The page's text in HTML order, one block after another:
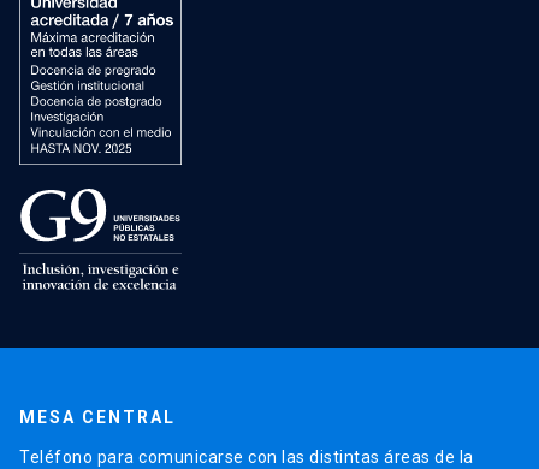
MESA CENTRAL
Teléfono para comunicarse con las distintas áreas de la